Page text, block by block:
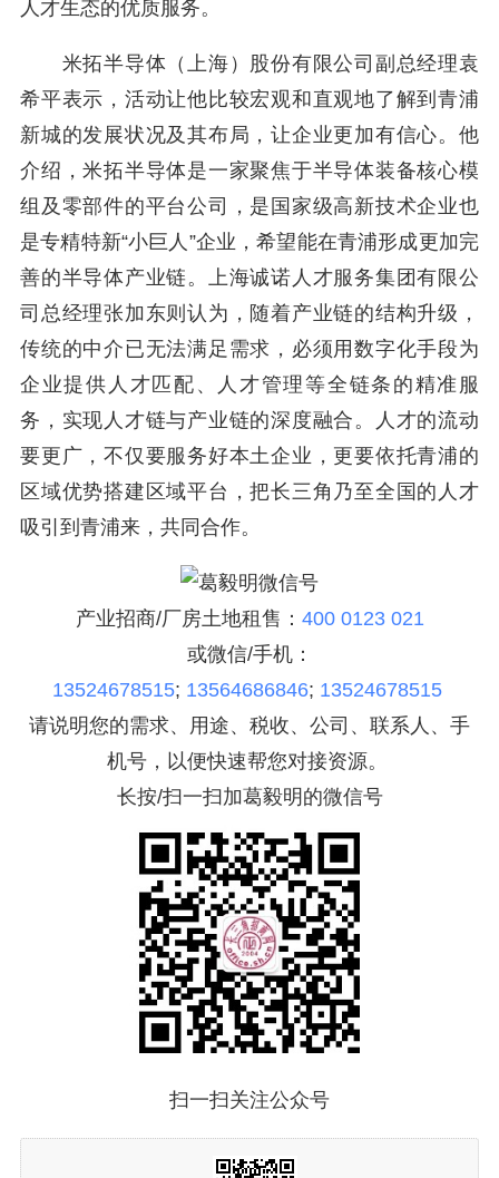
人才生态的优质服务。
米拓半导体（上海）股份有限公司副总经理袁
希平表示，活动让他比较宏观和直观地了解到青浦
新城的发展状况及其布局，让企业更加有信心。他
介绍，米拓半导体是一家聚焦于半导体装备核心模
组及零部件的平台公司，是国家级高新技术企业也
是专精特新“小巨人”企业，希望能在青浦形成更加完
善的半导体产业链。上海诚诺人才服务集团有限公
司总经理张加东则认为，随着产业链的结构升级，
传统的中介已无法满足需求，必须用数字化手段为
企业提供人才匹配、人才管理等全链条的精准服
务，实现人才链与产业链的深度融合。人才的流动
要更广，不仅要服务好本土企业，更要依托青浦的
区域优势搭建区域平台，把长三角乃至全国的人才
吸引到青浦来，共同合作。
产业招商/厂房土地租售： 400 0123 021
或微信/手机：
13524678515; 13564686846; 13524678515
请说明您的需求、用途、税收、公司、联系人、手
机号，以便快速帮您对接资源。
长按/扫一扫加葛毅明的微信号
扫一扫关注公众号